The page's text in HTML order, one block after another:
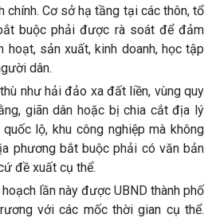
chính. Cơ sở hạ tầng tại các thôn, tổ
buộc phải được rà soát để đảm
sản xuất, kinh doanh, học tập
dân.
như hải đảo xa đất liền, vùng quy
giãn dân hoặc bị chia cắt địa lý
lộ, khu công nghiệp mà không
phương bắt buộc phải có văn bản
đề xuất cụ thể.
lần này được UBND thành phố
với các mốc thời gian cụ thể.